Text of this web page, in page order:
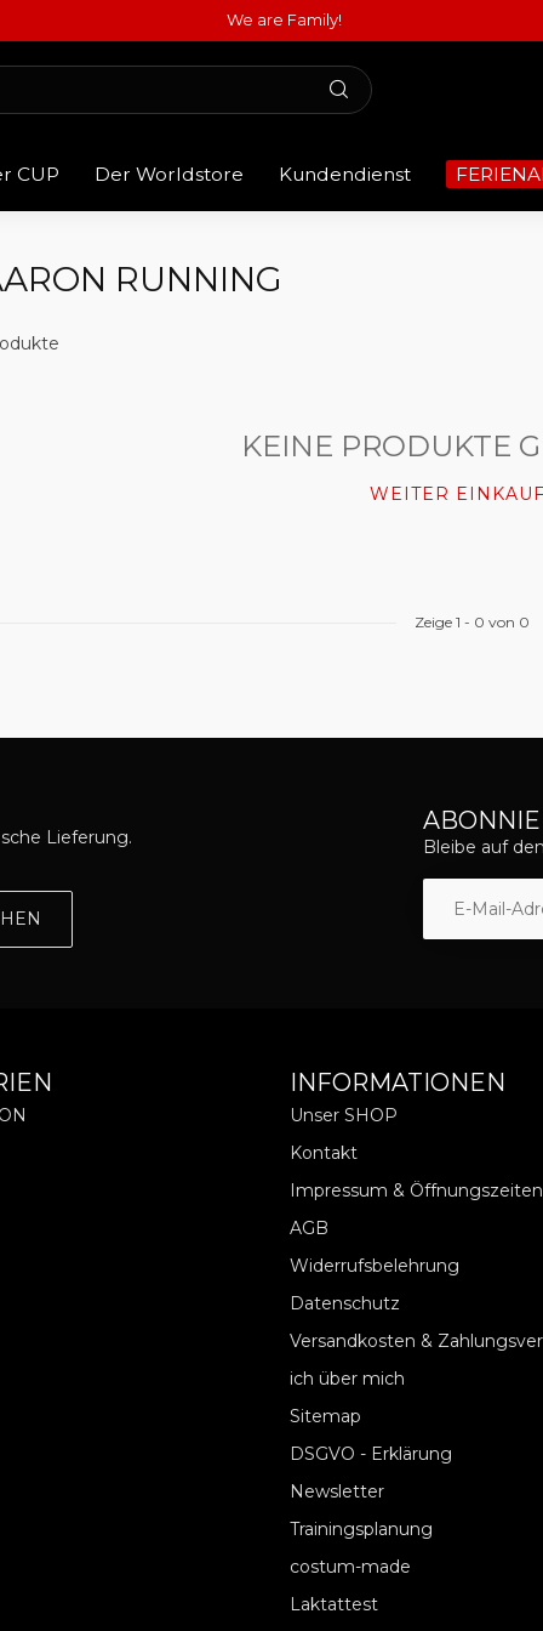
We are Family!
CUP Der Worldstore Kundendienst
RUNNING
KEINE PRODUKTE
WEITER
Zeige 1 - 0 von 0
Lieferung. Bleibe auf
INFORMATIONEN
Unser SHOP
Kontakt
Impressum & Öffnungszeiten
AGB
Widerrufsbelehrung
Datenschutz
Versandkosten &
ich über mich
Sitemap
DSGVO - Erklärung
Newsletter
Trainingsplanung
costum-made
Laktattest